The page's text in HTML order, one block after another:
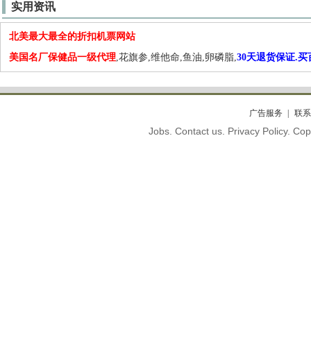
实用资讯
北美最大最全的折扣机票网站
美国名厂保健品一级代理,花旗参,维他命,鱼油,卵磷脂,30天退货保证.买
广告服务 联
Jobs. Contact us. Privacy Policy.